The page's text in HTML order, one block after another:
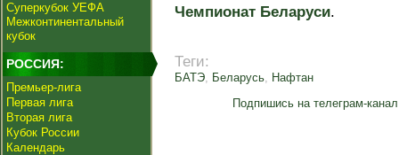
Суперкубок УЕФА
Межконтинентальный
кубок
РОССИЯ:
Премьер-лига
Первая лига
Вторая лига
Кубок России
Календарь
Чемпионат Беларуси.
Теги:
БАТЭ, Беларусь, Нафтан
Подпишись на телеграм-